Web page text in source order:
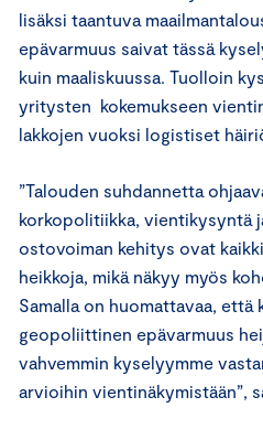
lisäksi taantuva
epävarmuus saivat tässä
kuin maaliskuussa. Tuolloin
yritysten kokemukseen
lakkojen vuoksi logistiset
”Talouden suhdannetta
korkopolitiikka, vientikysyntä
ostovoiman kehitys ovat
heikkoja, mikä näkyy myös
Samalla on huomattavaa,
geopoliittinen epävarmuus
vahvemmin kyselyymme
arvioihin vientinäkymistään”,